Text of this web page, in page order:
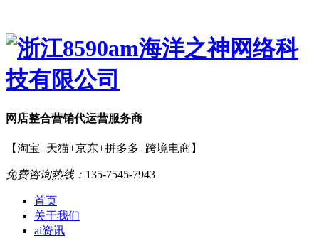
网店整合营销代运营服务商
【淘宝+天猫+京东+拼多多+跨境电商】
免费咨询热线： 135-7545-7943
首页
关于我们
ai资讯